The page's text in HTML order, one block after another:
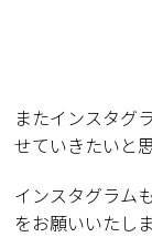
またインスタグ
せていきたいと
インスタグラム
をお願いいたし